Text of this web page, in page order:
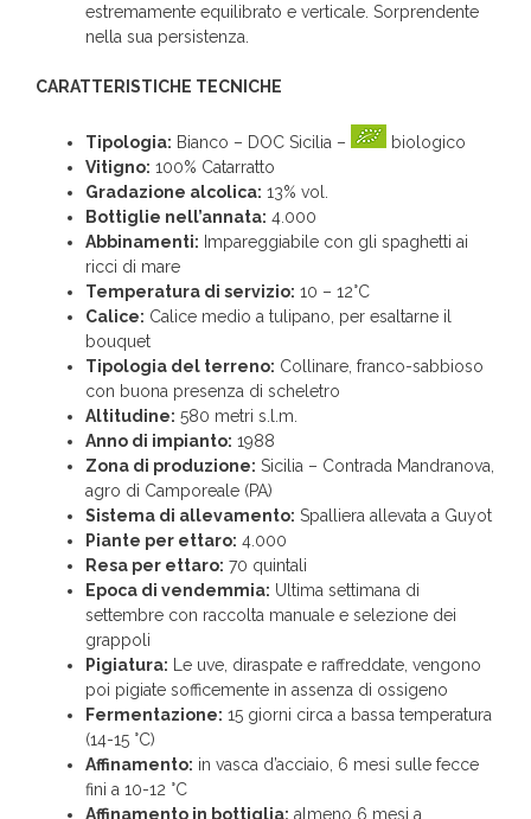
estremamente equilibrato e verticale. Sorprendente
nella sua persistenza.
CARATTERISTICHE TECNICHE
Tipologia: Bianco – DOC Sicilia –
biologico
Vitigno: 100% Catarratto
Gradazione alcolica: 13% vol.
Bottiglie nell’annata: 4.000
Abbinamenti: Impareggiabile con gli spaghetti ai
ricci di mare
Temperatura di servizio: 10 – 12°C
Calice: Calice medio a tulipano, per esaltarne il
bouquet
Tipologia del terreno: Collinare, franco-sabbioso
con buona presenza di scheletro
Altitudine: 580 metri s.l.m.
Anno di impianto: 1988
Zona di produzione: Sicilia – Contrada Mandranova,
agro di Camporeale (PA)
Sistema di allevamento: Spalliera allevata a Guyot
Piante per ettaro: 4.000
Resa per ettaro: 70 quintali
Epoca di vendemmia: Ultima settimana di
settembre con raccolta manuale e selezione dei
grappoli
Pigiatura: Le uve, diraspate e raffreddate, vengono
poi pigiate sofficemente in assenza di ossigeno
Fermentazione: 15 giorni circa a bassa temperatura
(14-15 °C)
Affinamento: in vasca d’acciaio, 6 mesi sulle fecce
fini a 10-12 °C
Affinamento in bottiglia: almeno 6 mesi a